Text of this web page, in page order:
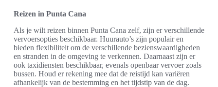
Reizen in Punta Cana
Als je wilt reizen binnen Punta Cana zelf, zijn er verschillende
vervoersopties beschikbaar. Huurauto’s zijn populair en
bieden flexibiliteit om de verschillende bezienswaardigheden
en stranden in de omgeving te verkennen. Daarnaast zijn er
ook taxidiensten beschikbaar, evenals openbaar vervoer zoals
bussen. Houd er rekening mee dat de reistijd kan variëren
afhankelijk van de bestemming en het tijdstip van de dag.